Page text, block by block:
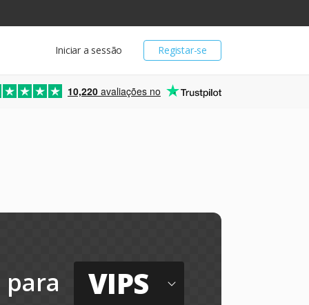
Registar-se
Iniciar a sessão
10,220 avaliações no
para VIPS